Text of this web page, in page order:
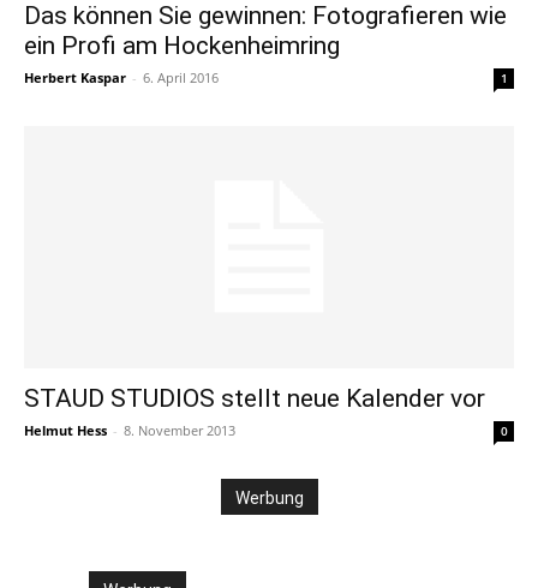
Das können Sie gewinnen: Fotografieren wie
ein Profi am Hockenheimring
Herbert Kaspar - 6. April 2016 1
STAUD STUDIOS stellt neue Kalender vor
Helmut Hess - 8. November 2013 0
Werbung